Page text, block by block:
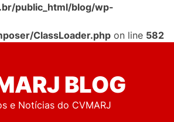
public_html/blog/wp-
ClassLoader.php on line 582
BLOG
e Notícias do CVMARJ